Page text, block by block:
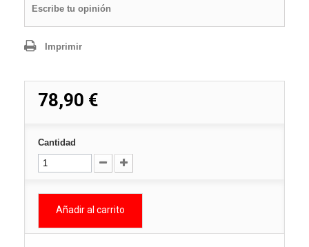
Escribe tu opinión
Imprimir
78,90 €
Cantidad
Añadir al carrito